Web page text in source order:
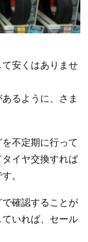
安くはありませ
るように、さま
不定期に行って
イヤ交換すれば
。
確認することが
いれば、セール